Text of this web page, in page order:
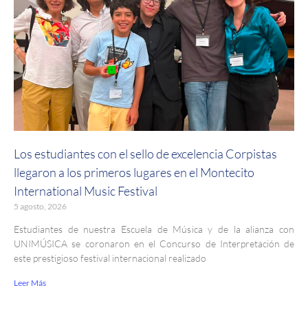
Los estudiantes con el sello de excelencia Corpistas
llegaron a los primeros lugares en el Montecito
International Music Festival
5 agosto, 2026
Estudiantes de nuestra Escuela de Música y de la alianza con
UNIMÚSICA se coronaron en el Concurso de Interpretación de
este prestigioso festival internacional realizado
Leer Más